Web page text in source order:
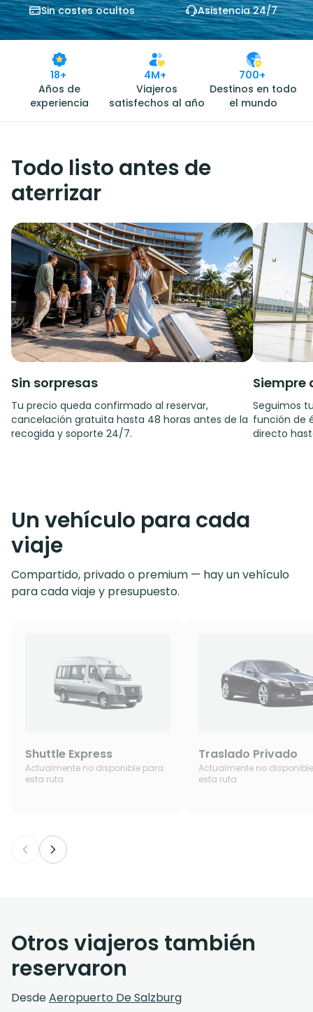
Sin costes ocultos
Asistencia 24/7
18+
Años de
experiencia
4M+
Viajeros
satisfechos al año
700+
Destinos en todo
el mundo
Todo listo antes de
aterrizar
Sin sorpresas
Tu precio queda confirmado al reservar,
cancelación gratuita hasta 48 horas antes de la
recogida y soporte 24/7.
Siempre
Seguimos
función de
directo
Un vehículo para cada
viaje
Compartido, privado o premium — hay un vehículo
para cada viaje y presupuesto.
Shuttle Express
Actualmente no disponible para
esta ruta
Traslado Privado
Actualmente no
esta ruta
Otros viajeros también
reservaron
DesdeAeropuerto De Salzburg